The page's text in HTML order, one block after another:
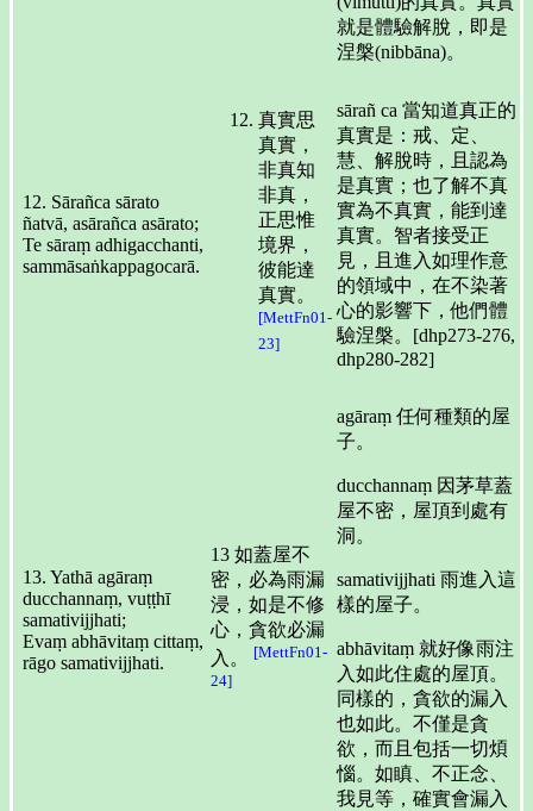
就是體驗解脫，即是
涅槃(nibbāna)。
12. Sārañca sārato
ñatvā, asārañca asārato;
Te sāraṃ adhigacchanti,
sammāsaṅkappagocarā.
真實思
真實，
非真知
非真，
正思惟
境界，
彼能達
真實。
[MettFn01-
23]
sārañ ca 當知道真正的
真實是：戒、定、
慧、解脫時，且認為
是真實；也了解不真
實為不真實，能到達
真實。智者接受正
見，且進入如理作意
的領域中，在不染著
心的影響下，他們體
驗涅槃。[dhp273-276,
dhp280-282]
13. Yathā agāraṃ
ducchannaṃ, vuṭṭhī
samativijjhati;
Evaṃ abhāvitaṃ cittaṃ,
rāgo samativijjhati.
13 如蓋屋不
密，必為雨漏
浸，如是不修
心，貪欲必漏
入。
[MettFn01-
24]
agāraṃ 任何種類的屋
子。
ducchannaṃ 因茅草蓋
屋不密，屋頂到處有
洞。
samativijjhati 雨進入這
樣的屋子。
abhāvitaṃ 就好像雨注
入如此住處的屋頂。
同樣的，貪欲的漏入
也如此。不僅是貪
欲，而且包括一切煩
惱。如瞋、不正念、
我見等，確實會漏入